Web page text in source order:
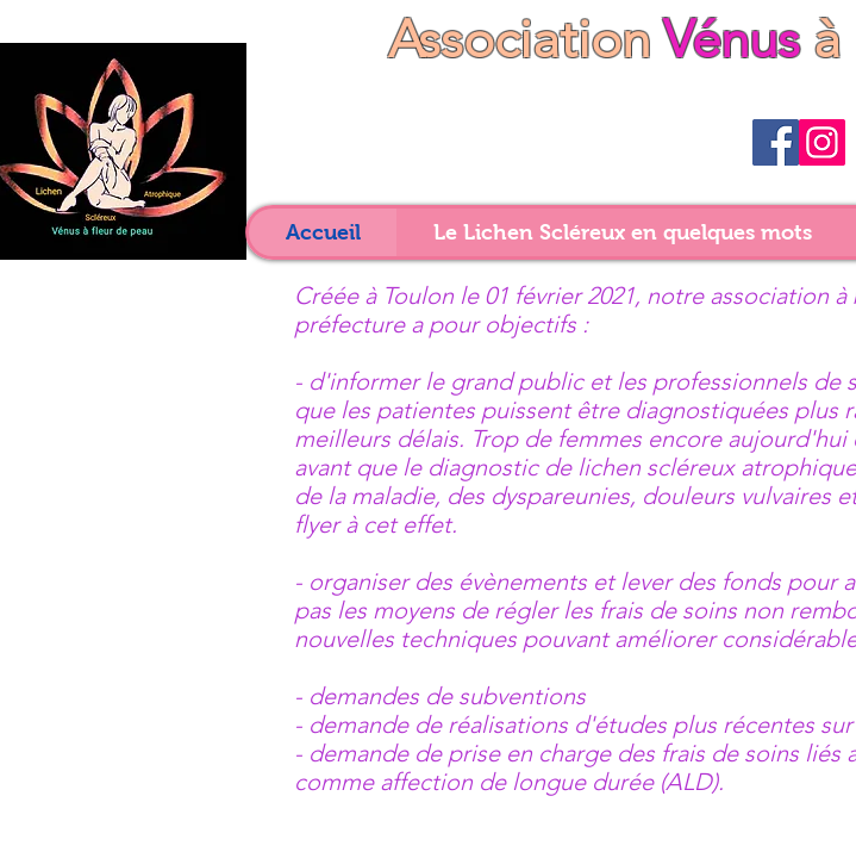
AssociationVénus à
Accueil Le Lichen Scléreux en quelques mots
Créée à Toulon le 01 février 2021, notre association
préfecture a pour objectifs :
- d'informer le grand public et les professionnels de
que les patientes puissent être diagnostiquées plus
meilleurs délais. Trop de femmes encore
avant que le diagnostic de lichen scléreux
de la maladie, des dyspareunies, douleurs vulvaires
flyer à cet effet.
- organiser des évènements et lever des fonds
pas les moyens de régler les frais de soins non
nouvelles techniques pouvant améliorer
- demandes de subventions
- demande de réalisations d'études plus récentes
- demande de prise en charge des frais de soins
comme affection de longue durée (ALD).